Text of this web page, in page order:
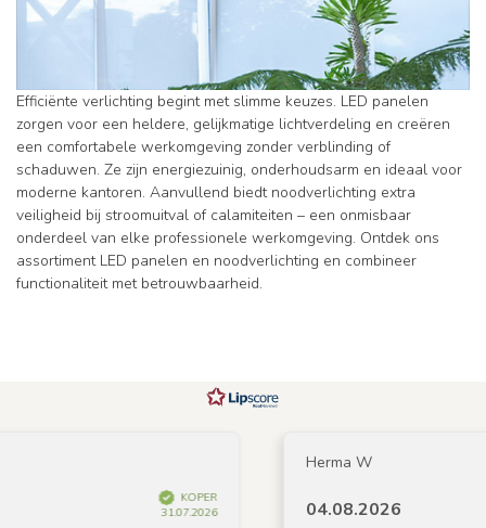
Efficiënte verlichting begint met slimme keuzes. LED panelen
zorgen voor een heldere, gelijkmatige lichtverdeling en creëren
een comfortabele werkomgeving zonder verblinding of
schaduwen. Ze zijn energiezuinig, onderhoudsarm en ideaal voor
moderne kantoren. Aanvullend biedt noodverlichting extra
veiligheid bij stroomuitval of calamiteiten – een onmisbaar
onderdeel van elke professionele werkomgeving. Ontdek ons
assortiment LED panelen en noodverlichting en combineer
functionaliteit met betrouwbaarheid.
KOPER
Herma W
04.08.2026